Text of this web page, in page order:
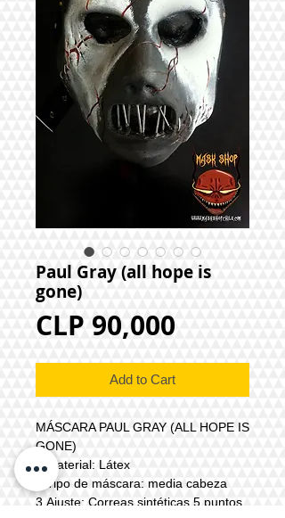
Paul Gray (all hope is
gone)
CLP 90,000Price
Add to Cart
MÁSCARA PAUL GRAY (ALL HOPE IS
GONE)
1.Material: Látex
2.Tipo de máscara: media cabeza
3.Ajuste: Correas sintéticas 5 puntos